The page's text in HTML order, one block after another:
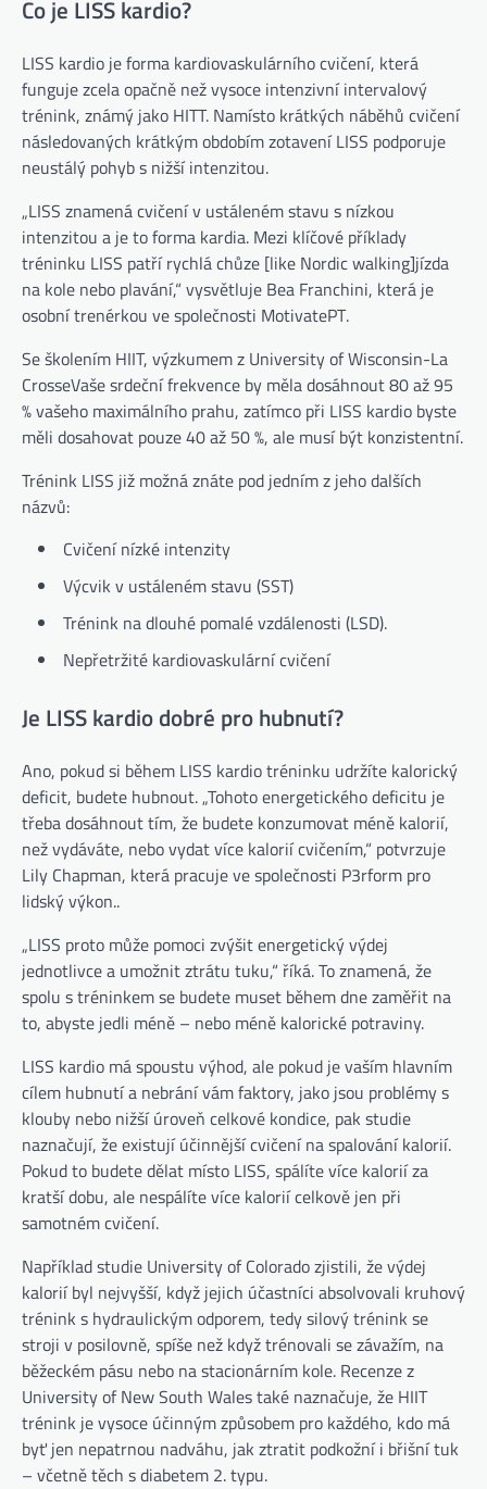
Co je LISS kardio?
LISS kardio je forma kardiovaskulárního cvičení, která
funguje zcela opačně než vysoce intenzivní intervalový
trénink, známý jako HITT. Namísto krátkých náběhů cvičení
následovaných krátkým obdobím zotavení LISS podporuje
neustálý pohyb s nižší intenzitou.
„LISS znamená cvičení v ustáleném stavu s nízkou
intenzitou a je to forma kardia. Mezi klíčové příklady
tréninku LISS patří rychlá chůze [like Nordic walking]jízda
na kole nebo plavání,“ vysvětluje Bea Franchini, která je
osobní trenérkou ve společnosti MotivatePT(otevře se na nové
.
Se školením HIIT, výzkumem z University of Wisconsin-La
Crosse(otevře se na nové kartě)
Vaše srdeční frekvence by měla dosáhnout 80 až 95
% vašeho maximálního prahu, zatímco při LISS kardio byste
měli dosahovat pouze 40 až 50 %, ale musí být konzistentní.
Trénink LISS již možná znáte pod jedním z jeho dalších
názvů:
Cvičení nízké intenzity
Výcvik v ustáleném stavu (SST)
Trénink na dlouhé pomalé vzdálenosti (LSD).
Nepřetržité kardiovaskulární cvičení
Je LISS kardio dobré pro hubnutí?
Ano, pokud si během LISS kardio tréninku udržíte kalorický
deficit, budete hubnout. „Tohoto energetického deficitu je
třeba dosáhnout tím, že budete konzumovat méně kalorií,
než vydáváte, nebo vydat více kalorií cvičením,“ potvrzuje
Lily Chapman, která pracuje ve společnosti P3rform pro
lidský výkon.(otevře se na nové kartě)
.
„LISS proto může pomoci zvýšit energetický výdej
jednotlivce a umožnit ztrátu tuku,“ říká. To znamená, že
spolu s tréninkem se budete muset během dne zaměřit na
to, abyste jedli méně – nebo méně kalorické potraviny.
LISS kardio má spoustu výhod, ale pokud je vaším hlavním
cílem hubnutí a nebrání vám faktory, jako jsou problémy s
klouby nebo nižší úroveň celkové kondice, pak studie
naznačují, že existují účinnější cvičení na spalování kalorií.
Pokud to budete dělat místo LISS, spálíte více kalorií za
kratší dobu, ale nespálíte více kalorií celkově jen při
samotném cvičení.
Například studie University of Colorado(otevře se na nové
zjistili, že výdej
kalorií byl nejvyšší, když jejich účastníci absolvovali kruhový
trénink s hydraulickým odporem, tedy silový trénink se
stroji v posilovně, spíše než když trénovali se závažím, na
běžeckém pásu nebo na stacionárním kole. Recenze z
University of New South Wales(otevře se na nové kartě)
také naznačuje, že HIIT
trénink je vysoce účinným způsobem pro každého, kdo má
byť jen nepatrnou nadváhu, jak ztratit podkožní i břišní tuk
– včetně těch s diabetem 2. typu.